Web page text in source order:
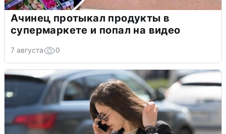
Ачинец протыкал продукты в
супермаркете и попал на видео
7 августа 0